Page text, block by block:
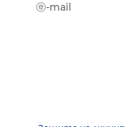
ⓔ-mail